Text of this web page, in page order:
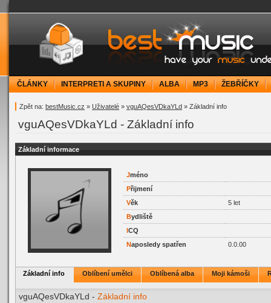
bestMusic.cz - Have your music under
ČLÁNKY INTERPRETI A SKUPINY ALBA MP3 ŽEBŘÍČKY
Zpět na: bestMusic.cz » Uživatelé » vguAQesVDkaYLd » Základní info
vguAQesVDkaYLd - Základní info
Základní informace
Jméno
Přijmení
Věk
5 let
Bydliště
ICQ
Naposledy spatřen 0.0.00
Základní info Oblíbení umělci Oblíbená alba Moji kámoši
vguAQesVDkaYLd - Základní info